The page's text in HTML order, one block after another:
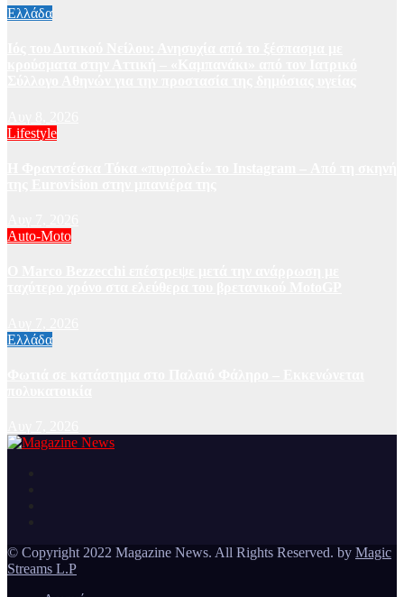
Ελλάδα
Lifestyle
Auto-Moto
Ελλάδα
© Copyright 2022 Magazine News. All Rights Reserved. by Magic
Streams L.P